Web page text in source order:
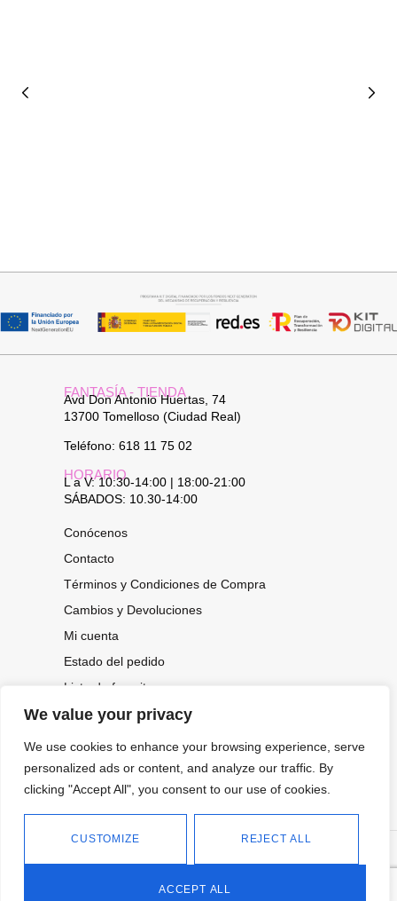
We value your privacy
We use cookies to enhance your browsing experience, serve
personalized ads or content, and analyze our traffic. By
clicking "Accept All", you consent to our use of cookies.
CUSTOMIZE REJECT ALL
ACCEPT ALL
FANTASÍA - TIENDA
Avd Don Antonio Huertas, 74
13700 Tomelloso (Ciudad Real)
Teléfono: 618 11 75 02
HORARIO
L a V: 10:30-14:00 | 18:00-21:00
SÁBADOS: 10.30-14:00
Conócenos
Contacto
Términos y Condiciones de Compra
Cambios y Devoluciones
Mi cuenta
Estado del pedido
Lista de favoritos
CONOCE NUESTRAS NOVEDADES,
OFERTAS...
2026.